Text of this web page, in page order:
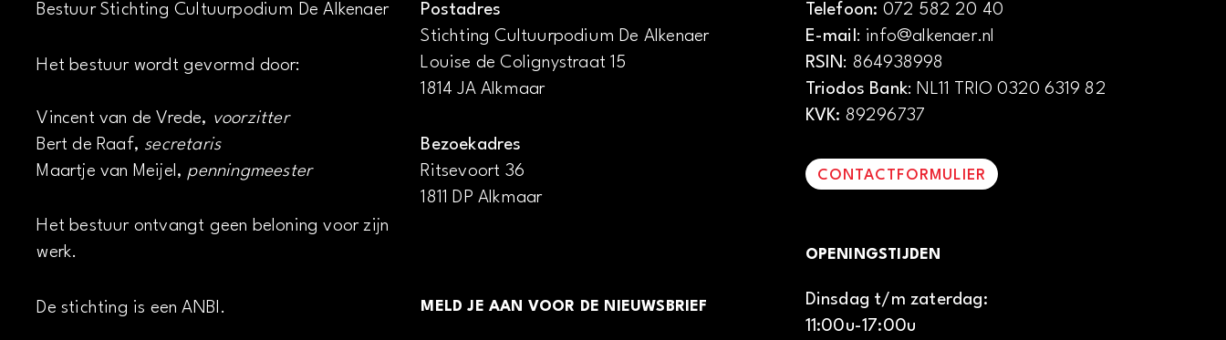
Bestuur Stichting Cultuurpodium De Alkenaer
Het bestuur wordt gevormd door:
Vincent van de Vrede, voorzitter
Bert de Raaf, secretaris
Maartje van Meijel, penningmeester
Het bestuur ontvangt geen beloning voor zijn
werk.
De stichting is een ANBI.
Postadres
Stichting Cultuurpodium De Alkenaer
Louise de Colignystraat 15
1814 JA Alkmaar
Bezoekadres
Ritsevoort 36
1811 DP Alkmaar
MELD JE AAN VOOR DE NIEUWSBRIEF
Telefoon: 072 582 20 40
E-mail: info@alkenaer.nl
RSIN: 864938998
Triodos Bank: NL11 TRIO 0320 6319 82
KVK: 89296737
CONTACTFORMULIER
OPENINGSTIJDEN
Dinsdag t/m zaterdag:
11:00u-17:00u